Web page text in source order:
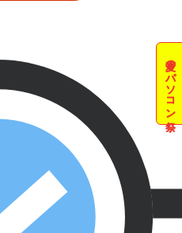
夏のパソコン祭